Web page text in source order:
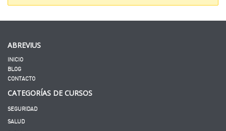
ABREVIUS
INICIO
BLOG
CONTACTO
CATEGORÍAS DE CURSOS
SEGURIDAD
SALUD